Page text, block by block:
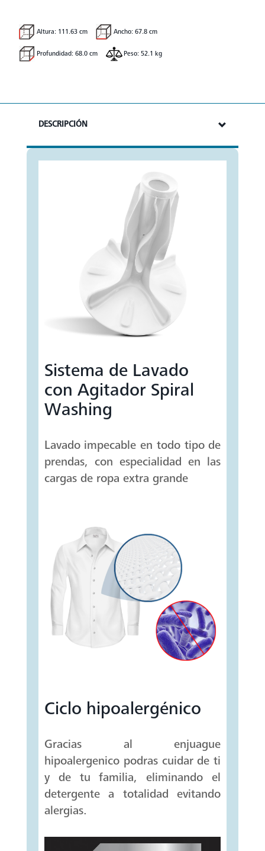
Altura: 111.63 cm Ancho: 67.8 cm
Profundidad: 68.0 cm Peso: 52.1 kg
DESCRIPCIÓN
Sistema de Lavado
con Agitador Spiral
Washing
Lavado impecable en todo tipo de
prendas, con especialidad en las
cargas de ropa extra grande
Ciclo hipoalergénico
Gracias al enjuague
hipoalergenico podras cuidar de ti
y de tu familia, eliminando el
detergente a totalidad evitando
alergias.